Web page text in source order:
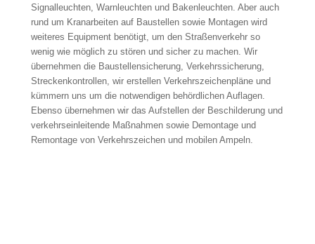
Signalleuchten, Warnleuchten und Bakenleuchten. Aber auch
rund um Kranarbeiten auf Baustellen sowie Montagen wird
weiteres Equipment benötigt, um den Straßenverkehr so
wenig wie möglich zu stören und sicher zu machen. Wir
übernehmen die Baustellensicherung, Verkehrssicherung,
Streckenkontrollen, wir erstellen Verkehrszeichenpläne und
kümmern uns um die notwendigen behördlichen Auflagen.
Ebenso übernehmen wir das Aufstellen der Beschilderung und
verkehrseinleitende Maßnahmen sowie Demontage und
Remontage von Verkehrszeichen und mobilen Ampeln.